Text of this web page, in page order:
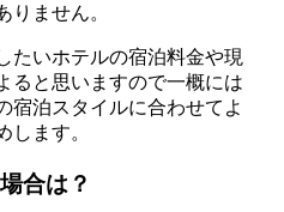
りません。
たいホテルの宿泊料金や現
ると思いますので一概には
宿泊スタイルに合わせてよ
します。
合は？